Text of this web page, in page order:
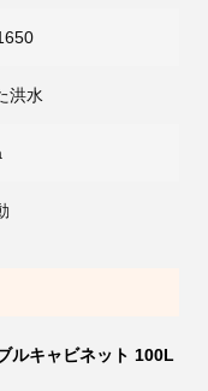
洪水
ルキャビネット 100L